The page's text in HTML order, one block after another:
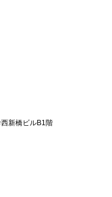
新橋ビルB1階